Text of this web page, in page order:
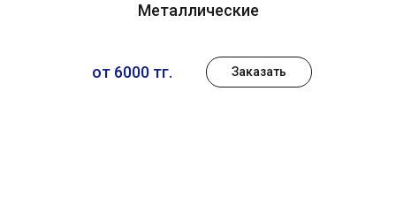
от 6000 тг. Заказать
Металлические